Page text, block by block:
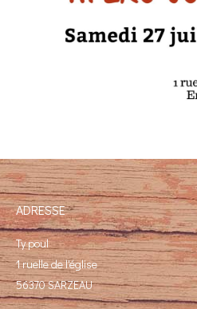
ADRESSE
Ty poul
1 ruelle de l'église
56370 SARZEAU